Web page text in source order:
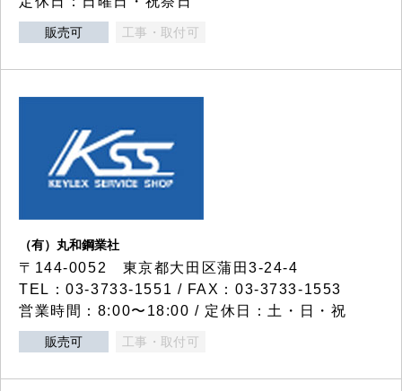
販売可 工事・取付可
（有）丸和鋼業社
〒144-0052 東京都大田区蒲田3-24-4
TEL：03-3733-1551 / FAX：03-3733-1553
営業時間：8:00〜18:00 / 定休日：土・日・祝
販売可 工事・取付可